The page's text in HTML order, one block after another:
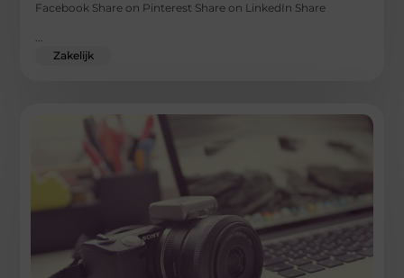
Facebook Share on Pinterest Share on LinkedIn Share
Zakelijk